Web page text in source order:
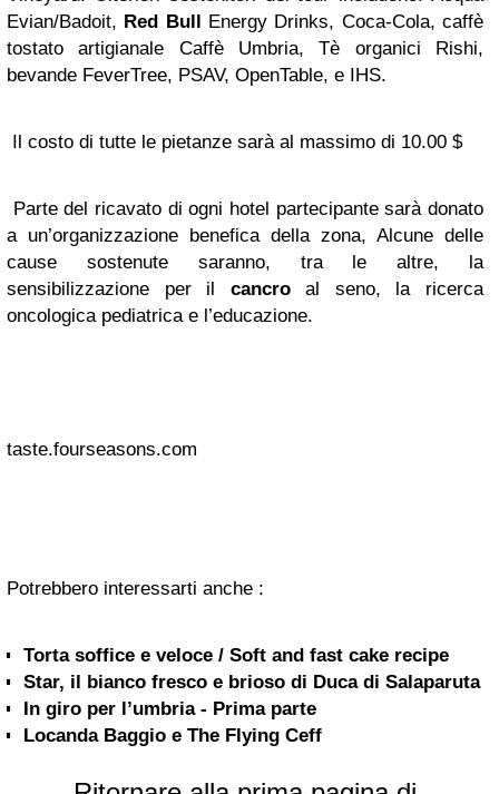
Evian/Badoit, Red Bull Energy Drinks, Coca-Cola, caffè
tostato artigianale Caffè Umbria, Tè organici Rishi,
bevande FeverTree, PSAV, OpenTable, e IHS.
Il costo di tutte le pietanze sarà al massimo di 10.00 $
Parte del ricavato di ogni hotel partecipante sarà donato
a un’organizzazione benefica della zona, Alcune delle
cause sostenute saranno, tra le altre, la
sensibilizzazione per il cancroal seno, la ricerca
oncologica pediatrica e l’educazione.
taste.fourseasons.com
Potrebbero interessarti anche :
Torta soffice e veloce / Soft and fast cake recipe
Star, il bianco fresco e brioso di Duca di Salaparuta
In giro per l’umbria - Prima parte
Locanda Baggio e The Flying Ceff